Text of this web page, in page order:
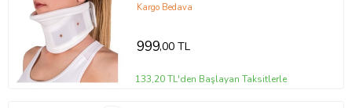
Kargo Bedava
999,00 TL
133,20 TL'den Başlayan Taksitlerle